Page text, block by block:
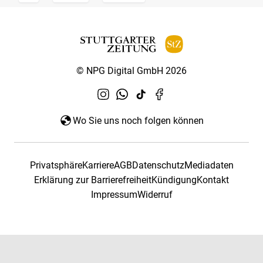
© NPG Digital GmbH 2026
Wo Sie uns noch folgen können
PrivatsphäreKarriereAGBDatenschutzMediadaten
Erklärung zur BarrierefreiheitKündigungKontakt
ImpressumWiderruf